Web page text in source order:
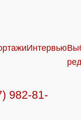
Интервью
982-81-